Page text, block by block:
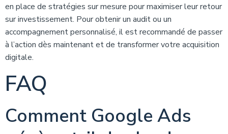
en place de stratégies sur mesure pour maximiser leur retour
sur investissement. Pour obtenir un audit ou un
accompagnement personnalisé, il est recommandé de passer
à l’action dès maintenant et de transformer votre acquisition
digitale.
FAQ
Comment Google Ads